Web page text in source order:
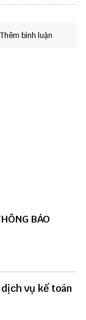
Thêm bình luận
BÁO
vụ kế toán